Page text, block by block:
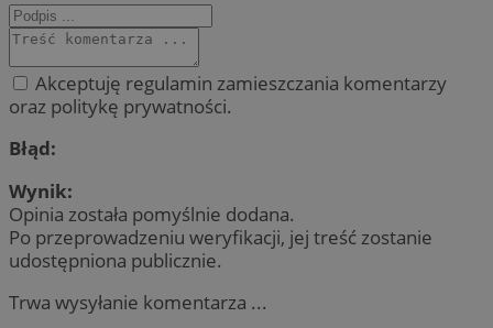
Akceptuję regulamin zamieszczania komentarzy
oraz politykę prywatności.
Błąd:
Wynik:
Opinia została pomyślnie dodana.
Po przeprowadzeniu weryfikacji, jej treść zostanie
udostępniona publicznie.
Trwa wysyłanie komentarza ...